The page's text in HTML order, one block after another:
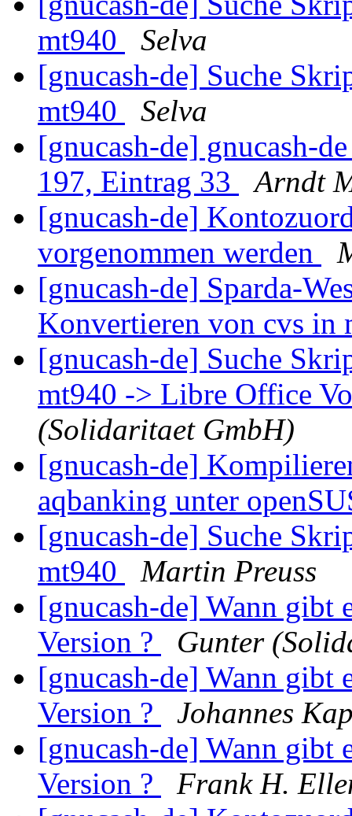
mt940
Selva
[gnucash-de] Suche
mt940
Selva
[gnucash-de] gnucash-
197, Eintrag 33
Arndt
[gnucash-de]
vorgenommen werden
[gnucash-de] Sparda-
Konvertieren von cvs in
[gnucash-de] Suche
mt940 -> Libre Office
(Solidaritaet GmbH)
[gnucash-de]
aqbanking unter
[gnucash-de] Suche
mt940
Martin Preuss
[gnucash-de] Wann gibt
Version ?
Gunter
[gnucash-de] Wann gibt
Version ?
Johannes
[gnucash-de] Wann gibt
Version ?
Frank H.